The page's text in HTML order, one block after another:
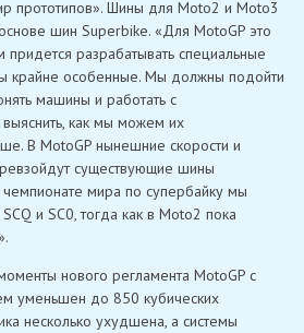
прототипов». Шины для Moto2 и Moto3
шин Superbike. «Для MotoGP это
разрабатывать специальные
крайне особенные. Мы должны подойти
машины и работать с
как мы можем их
В MotoGP нынешние скорости и
существующие шины
мира по супербайку мы
и SC0, тогда как в Moto2 пока
нового регламента MotoGP с
уменьшен до 850 кубических
несколько ухудшена, а системы